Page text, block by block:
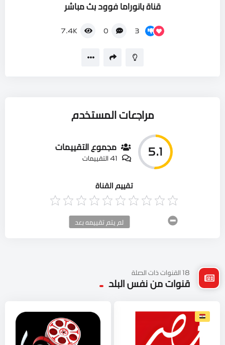
قناة بانوراما فوود بث مباشر
3
0
7.4K
مراجعات المستخدم
5.1 مجموع التقييمات
41 التقييمات
تقييم القناة
لم يتم تقييمه بعد
18 القنوات ذات الصلة
قنوات من نفس البلد